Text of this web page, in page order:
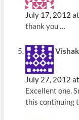
July 17, 2012
thank you …
July 27, 2012
Excellent one.
this continuing